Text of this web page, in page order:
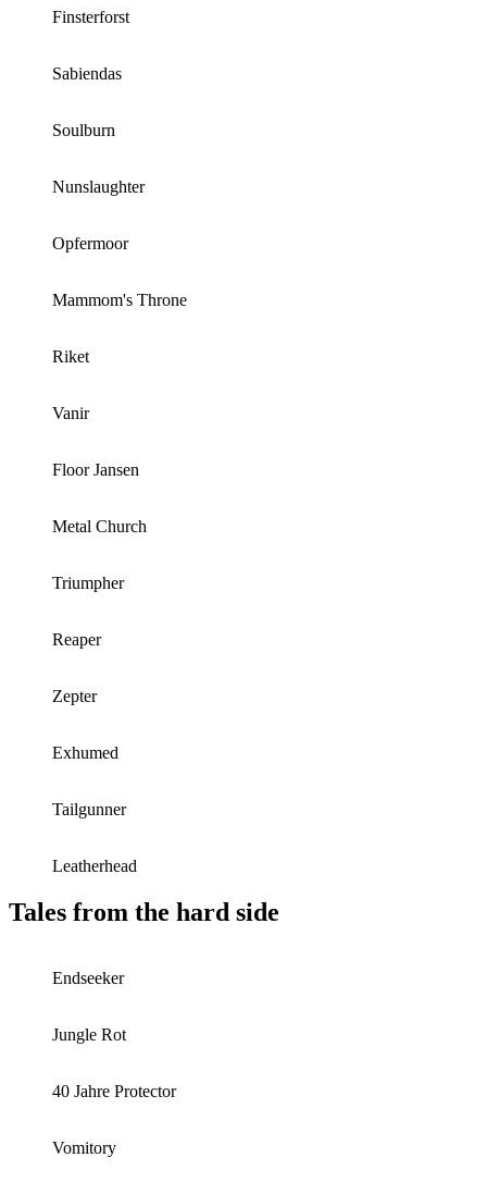
Finsterforst
Sabiendas
Soulburn
Nunslaughter
Opfermoor
Mammom's Throne
Riket
Vanir
Floor Jansen
Metal Church
Triumpher
Reaper
Zepter
Exhumed
Tailgunner
Leatherhead
Tales from the hard side
Endseeker
Jungle Rot
40 Jahre Protector
Vomitory